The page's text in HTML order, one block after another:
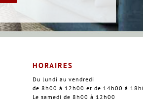
HORAIRES
Du lundi au vendredi
de 8h00 à 12h00 et de 14h00 à
Le samedi de 8h00 à 12h00